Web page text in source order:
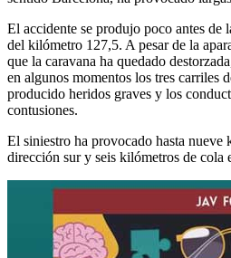
El accidente se produjo poco antes de
del kilómetro 127,5. A pesar de la
que la caravana ha quedado
en algunos momentos los tres carriles
producido heridos graves y los
contusiones.
El siniestro ha provocado hasta nueve
dirección sur y seis kilómetros de cola